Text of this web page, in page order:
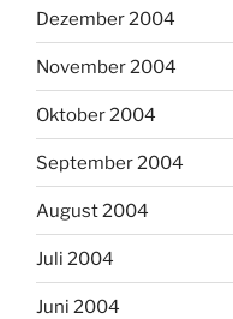
Dezember 2004
November 2004
Oktober 2004
September 2004
August 2004
Juli 2004
Juni 2004